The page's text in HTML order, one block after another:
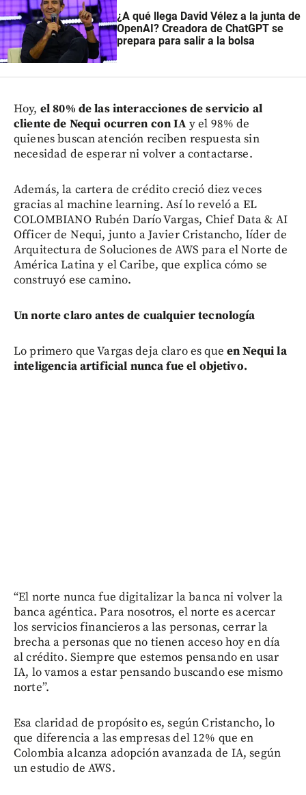
¿A qué llega David Vélez a la junta de
OpenAI? Creadora de ChatGPT se
prepara para salir a la bolsa
Hoy, el 80% de las interacciones de servicio al
cliente de Nequi ocurren con IAy el 98% de
quienes buscan atención reciben respuesta sin
necesidad de esperar ni volver a contactarse.
Además, la cartera de crédito creció diez veces
gracias al machine learning. Así lo reveló a EL
COLOMBIANO Rubén Darío Vargas, Chief Data & AI
Officer de Nequi, junto a Javier Cristancho, líder de
Arquitectura de Soluciones de AWS para el Norte de
América Latina y el Caribe, que explica cómo se
construyó ese camino.
Un norte claro antes de cualquier tecnología
Lo primero que Vargas deja claro es que en Nequi la
inteligencia artificial nunca fue el objetivo.
“El norte nunca fue digitalizar la banca ni volver la
banca agéntica. Para nosotros, el norte es acercar
los servicios financieros a las personas, cerrar la
brecha a personas que no tienen acceso hoy en día
al crédito. Siempre que estemos pensando en usar
IA, lo vamos a estar pensando buscando ese mismo
norte”.
Esa claridad de propósito es, según Cristancho, lo
que diferencia a las empresas del 12% que en
Colombia alcanza adopción avanzada de IA, según
un estudio de AWS.